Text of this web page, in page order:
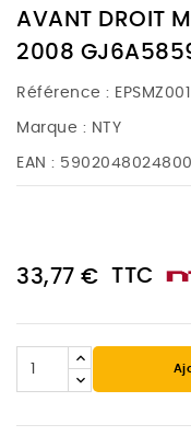
AVANT DROIT
2008
Référence : EPSMZ001
Marque : NTY
EAN : 5902048024800
33,77 € TTC